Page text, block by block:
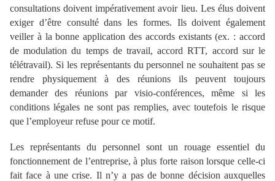
consultations doivent impérativement avoir lieu. Les élus doivent
exiger d’être consulté dans les formes. Ils doivent également
veiller à la bonne application des accords existants (ex. : accord
de modulation du temps de travail, accord RTT, accord sur le
télétravail). Si les représentants du personnel ne souhaitent pas se
rendre physiquement à des réunions ils peuvent toujours
demander des réunions par visio-conférences, même si les
conditions légales ne sont pas remplies, avec toutefois le risque
que l’employeur refuse pour ce motif.
Les représentants du personnel sont un rouage essentiel du
fonctionnement de l’entreprise, à plus forte raison lorsque celle-ci
fait face à une crise. Il n’y a pas de bonne décision auxquelles